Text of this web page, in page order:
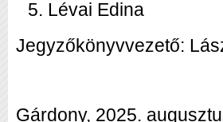
Lévai Edina
Jegyzőkönyvvezető:
Gárdony, 2025.